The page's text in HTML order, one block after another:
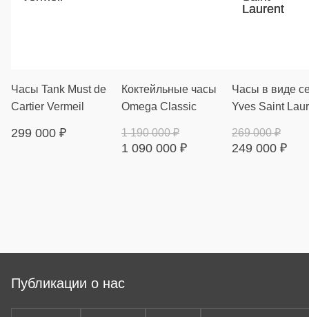
Часы Tank Must de
Cartier Vermeil
299 000 ₽
Коктейльные часы
Omega Classic
1 090 000 ₽
1 190 000₽
Часы в виде
Yves Saint
249 000 ₽
269 000₽
Публикации о нас